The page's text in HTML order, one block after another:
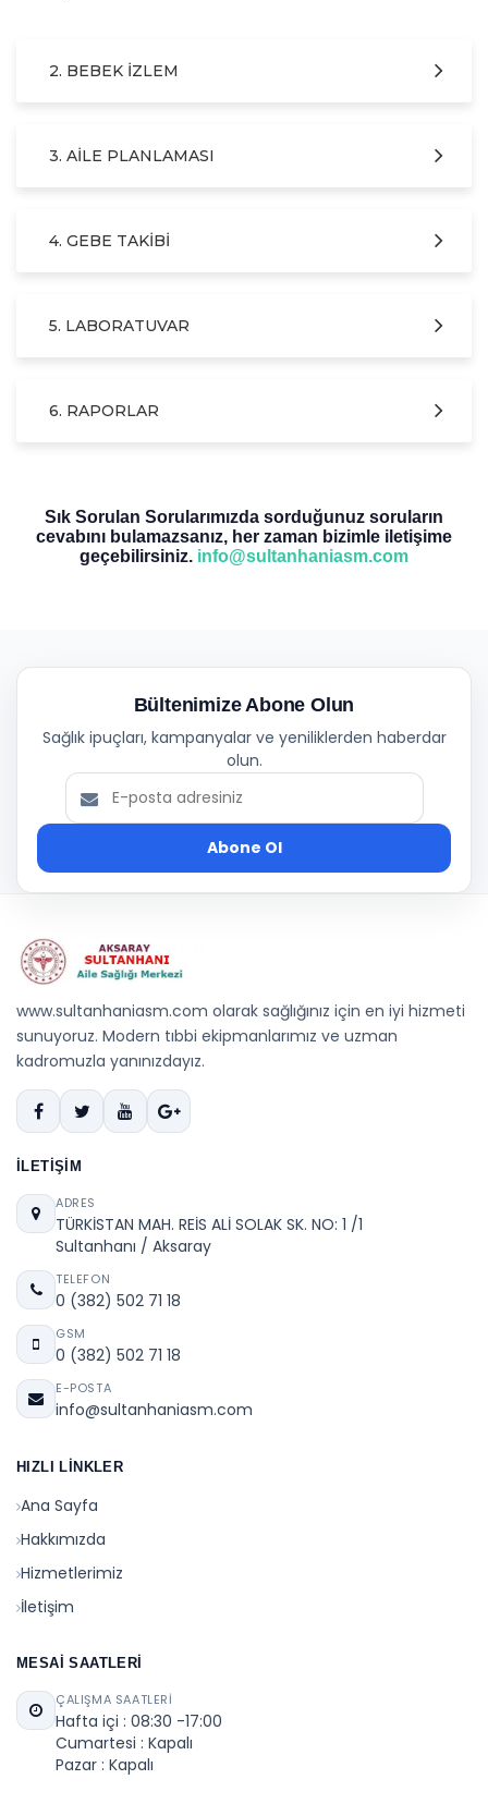
2. BEBEK İZLEM
3. AILE PLANLAMASI
4. GEBE TAKIBI
5. LABORATUVAR
6. RAPORLAR
Sık Sorulan Sorularımızda sorduğunuz soruların
cevabını bulamazsanız, her zaman bizimle iletişime
geçebilirsiniz. info@sultanhaniasm.com
Bültenimize Abone Olun
Sağlık ipuçları, kampanyalar ve yeniliklerden haberdar
olun.
Abone Ol
www.sultanhaniasm.com olarak sağlığınız için en iyi hizmeti
sunuyoruz. Modern tıbbi ekipmanlarımız ve uzman
kadromuzla yanınızdayız.
İLETIŞIM
ADRES
TÜRKİSTAN MAH. REİS ALİ SOLAK SK. NO: 1 /1
Sultanhanı / Aksaray
TELEFON
0 (382) 502 71 18
GSM
0 (382) 502 71 18
E-POSTA
info@sultanhaniasm.com
HIZLI LINKLER
Ana Sayfa
Hakkımızda
Hizmetlerimiz
İletişim
MESAI SAATLERI
ÇALIŞMA SAATLERI
Hafta içi : 08:30 -17:00
Cumartesi : Kapalı
Pazar : Kapalı